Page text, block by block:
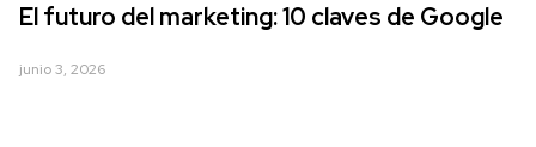
El futuro del marketing: 10 claves de Google
junio 3, 2026